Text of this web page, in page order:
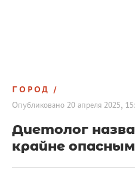
ГОРОД
Опубликовано 20 апреля 2025,
Диетолог
крайне опасным